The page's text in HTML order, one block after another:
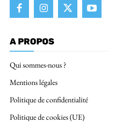
A PROPOS
Qui sommes-nous ?
Mentions légales
Politique de confidentialité
Politique de cookies (UE)